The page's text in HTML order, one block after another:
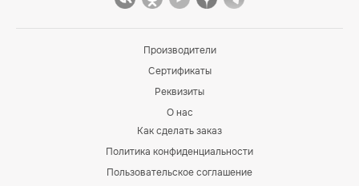
Производители
Сертификаты
Реквизиты
О нас
Как сделать заказ
Политика конфиденциальности
Пользовательское соглашение